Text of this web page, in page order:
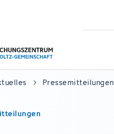
Pressemitteilungen